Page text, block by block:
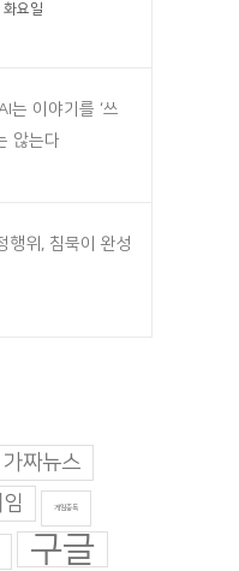
요일
는 이야기를 ‘쓰
않는다
행위, 침묵이 완성
가짜뉴스
게임중독
구글